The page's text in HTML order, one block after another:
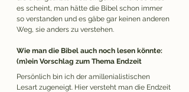
es scheint, man hätte die Bibel schon immer
so verstanden und es gäbe gar keinen anderen
Weg, sie anders zu verstehen.
Wie man die Bibel auch noch lesen könnte:
(m)ein Vorschlag zum Thema Endzeit
Persönlich bin ich der amillenialistischen
Lesart zugeneigt. Hier versteht man die Endzeit